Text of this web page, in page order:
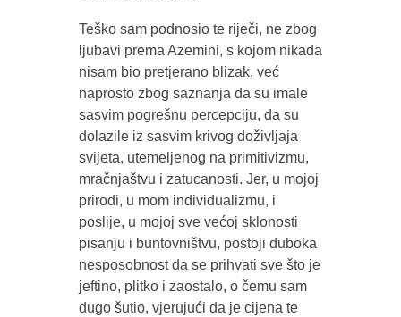
Teško sam podnosio te riječi, ne zbog
ljubavi prema Azemini, s kojom nikada
nisam bio pretjerano blizak, već
naprosto zbog saznanja da su imale
sasvim pogrešnu percepciju, da su
dolazile iz sasvim krivog doživljaja
svijeta, utemeljenog na primitivizmu,
mračnjaštvu i zatucanosti. Jer, u mojoj
prirodi, u mom individualizmu, i
poslije, u mojoj sve većoj sklonosti
pisanju i buntovništvu, postoji duboka
nesposobnost da se prihvati sve što je
jeftino, plitko i zaostalo, o čemu sam
dugo šutio, vjerujući da je cijena te